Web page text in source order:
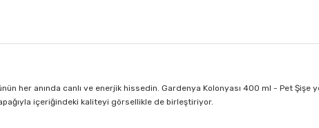
her anında canlı ve enerjik hissedin. Gardenya Kolonyası 400 ml - Pet Şişe
içeriğindeki kaliteyi görsellikle de birleştiriyor.